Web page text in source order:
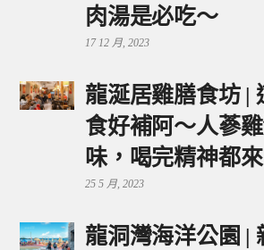
肉湯是必吃～
17 12 月, 2023
龍涎居雞膳食坊 |
食好補阿～人蔘
味，喝完精神都來
25 5 月, 2023
龍洞灣海洋公園 |